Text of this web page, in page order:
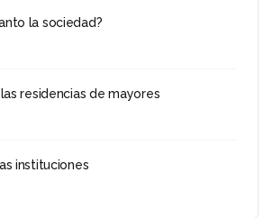
la sociedad?
residencias de mayores
instituciones